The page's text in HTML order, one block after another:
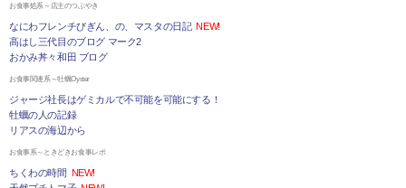
お食事処系～店主のつぶやき
なにわフレンチびぎん、の、マスタの日記 NEW!
高はし三代目のブログ マーク2
おかみ丼々和田 ブログ
お食事関連系～牡蠣Oyster
ジャージ社長はゲミカルで不可能を可能にする！
牡蠣の人の記録
リアスの海辺から
お食事系～ときどきお食事レポ
ちくわの時間 NEW!